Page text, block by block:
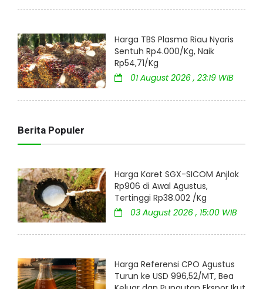
Harga TBS Plasma Riau Nyaris
Sentuh Rp4.000/Kg, Naik
Rp54,71/Kg
01 August 2026 , 23:19 WIB
Berita Populer
Harga Karet SGX-SICOM Anjlok
Rp906 di Awal Agustus,
Tertinggi Rp38.002 /Kg
03 August 2026 , 15:00 WIB
Harga Referensi CPO Agustus
Turun ke USD 996,52/MT, Bea